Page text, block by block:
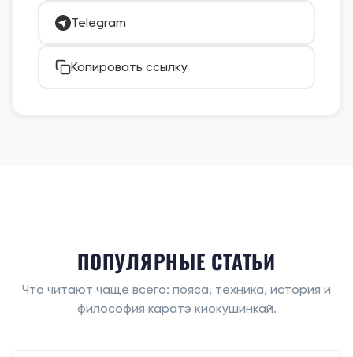
Telegram
Копировать ссылку
ПОПУЛЯРНЫЕ СТАТЬИ
Что читают чаще всего: пояса, техника, история и
философия каратэ киокушинкай.